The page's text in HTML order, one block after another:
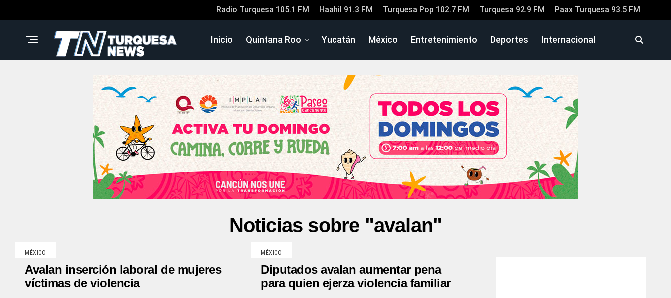
Radio Turquesa 105.1 FM Haahil 91.3 FM Turquesa Pop 102.7 FM Turquesa 92.9 FM Paax Turquesa 93.5 FM
Inicio Quintana Roo Yucatán México Entretenimiento Deportes Internacional
Noticias sobre "avalan"
MÉXICO
Avalan inserción laboral de mujeres
víctimas de violencia
MÉXICO
Diputados avalan aumentar pena
para quien ejerza violencia familiar